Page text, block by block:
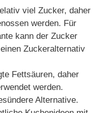
viel Zucker, daher
werden. Für
kann der Zucker
Zuckeralternativ
Fettsäuren, daher
werden.
Alternative.